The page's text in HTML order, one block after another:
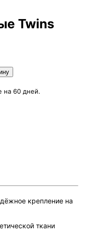
Twins
на 60 дней.
крепление на
ткани